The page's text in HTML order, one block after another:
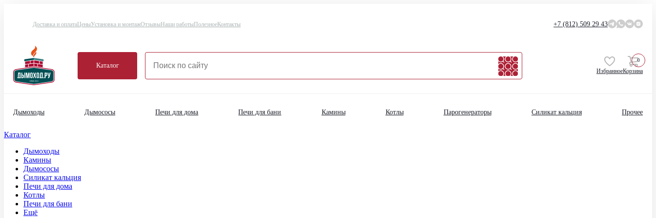
Доставка и оплатаЦеныУстановка и монтажОтзывыНаши работыПолезное Контакты +7 (812) 509 29 43
Каталог
ИзбранноеКорзина
0
Дымоходы Дымососы Печи для дома Печи для бани Камины Котлы Парогенераторы Силикат кальция Прочее
Каталог
Дымоходы
Камины
Дымососы
Силикат кальция
Печи для дома
Котлы
Печи для бани
Ещё